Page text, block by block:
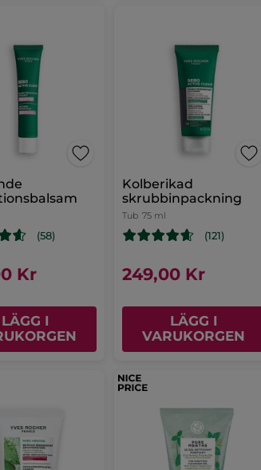
(58)
Kr
LÄGG I
Kolberikad
skrubbinpackning
Tub 75 ml
(121)
249,00 Kr
LÄGG I
VARUKORGEN